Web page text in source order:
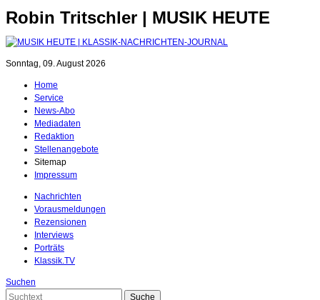
Robin Tritschler | MUSIK HEUTE
Sonntag, 09. August 2026
Home
Service
News-Abo
Mediadaten
Redaktion
Stellenangebote
Sitemap
Impressum
Nachrichten
Vorausmeldungen
Rezensionen
Interviews
Porträts
Klassik.TV
Suchen